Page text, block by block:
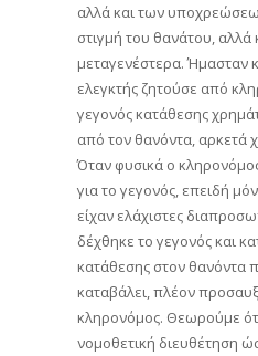
αλλά και των
στιγμή του θανάτου,
μεταγενέστερα. Ήμασταν
ελεγκτής ζητούσε από
γεγονός κατάθεσης
από τον θανόντα, αρκετά
Όταν φυσικά ο
για το γεγονός, επειδή
είχαν ελάχιστες
δέχθηκε το γεγονός και
κατάθεσης στον θανόντα
καταβάλει, πλέον
κληρονόμος. Θεωρούμε
νομοθετική διευθέτηση